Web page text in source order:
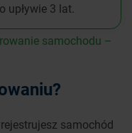
upływie 3 lat.
samochodu –
samochód